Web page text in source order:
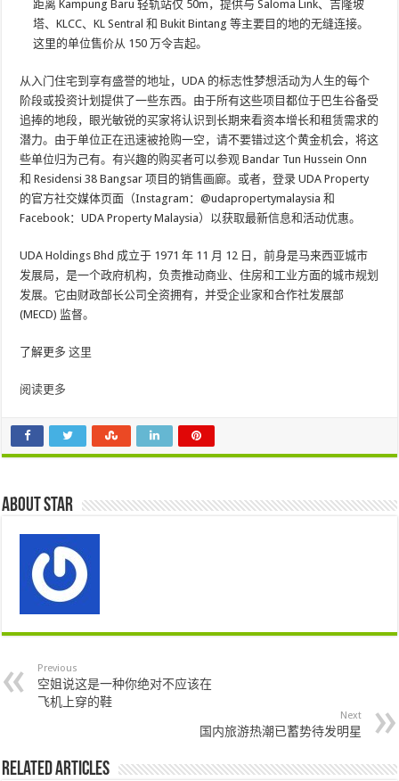
距离 Kampung Baru 轻轨站仅 50m，提供与 Saloma Link、吉隆坡
塔、KLCC、KL Sentral 和 Bukit Bintang 等主要目的地的无缝连接。
这里的单位售价从 150 万令吉起。
从入门住宅到享有盛誉的地址，UDA 的标志性梦想活动为人生的每个
阶段或投资计划提供了一些东西。由于所有这些项目都位于巴生谷备受
追捧的地段，眼光敏锐的买家将认识到长期来看资本增长和租赁需求的
潜力。由于单位正在迅速被抢购一空，请不要错过这个黄金机会，将这
些单位归为己有。有兴趣的购买者可以参观 Bandar Tun Hussein Onn
和 Residensi 38 Bangsar 项目的销售画廊。或者，登录 UDA Property
的官方社交媒体页面（Instagram：@udapropertymalaysia 和
Facebook：UDA Property Malaysia）以获取最新信息和活动优惠。
UDA Holdings Bhd 成立于 1971 年 11 月 12 日，前身是马来西亚城市
发展局，是一个政府机构，负责推动商业、住房和工业方面的城市规划
发展。它由财政部长公司全资拥有，并受企业家和合作社发展部
(MECD) 监督。
了解更多这里
阅读更多
About star
Previous
空姐说这是一种你绝对不应该在
飞机上穿的鞋
Next
国内旅游热潮已蓄势待发明星
Related Articles